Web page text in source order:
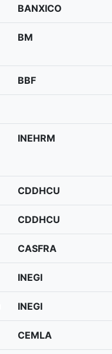
BANXICO
BM
BBF
INEHRM
CDDHCU
CDDHCU
CASFRA
INEGI
INEGI
CEMLA